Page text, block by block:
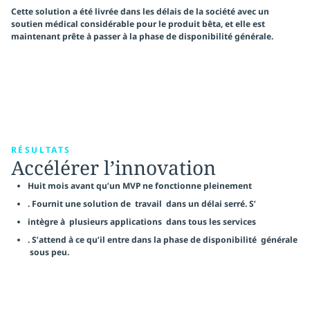
Cette solution a été livrée dans les délais de la société avec un
soutien médical considérable pour le produit bêta, et elle est
maintenant prête à passer à la phase de disponibilité générale.
RÉSULTATS
Accélérer l’innovation
Huit mois avant qu’un MVP ne fonctionne pleinement
. Fournit une solution de travail dans un délai serré. S’
intègre à plusieurs applications dans tous les services
. S’attend à ce qu’il entre dans la phase de disponibilité générale
sous peu.